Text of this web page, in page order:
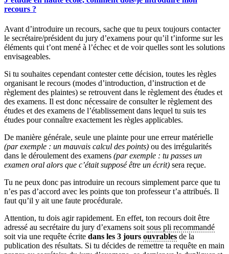
recours ?
Avant d’introduire un recours, sache que tu peux toujours contacter
le secrétaire/président du jury d’examens pour qu’il t’informe sur les
éléments qui t’ont mené à l’échec et de voir quelles sont les solutions
envisageables.
Si tu souhaites cependant contester cette décision, toutes les règles
organisant le recours (modes d’introduction, d’instruction et de
règlement des plaintes) se retrouvent dans le règlement des études et
des examens. Il est donc nécessaire de consulter le règlement des
études et des examens de l’établissement dans lequel tu suis tes
études pour connaître exactement les règles applicables.
De manière générale, seule une plainte pour une erreur matérielle
(par exemple : un mauvais calcul des points) ou des irrégularités
dans le déroulement des examens (par exemple : tu passes un
examen oral alors que c’était supposé être un écrit) sera reçue.
Tu ne peux donc pas introduire un recours simplement parce que tu
n’es pas d’accord avec les points que ton professeur t’a attribués. Il
faut qu’il y ait une faute procédurale.
Attention, tu dois agir rapidement. En effet, ton recours doit être
adressé au secrétaire du jury d’examens soit sous pli recommandé
soit via une requête écrite dans les 3 jours ouvrables de la
publication des résultats. Si tu décides de remettre ta requête en main